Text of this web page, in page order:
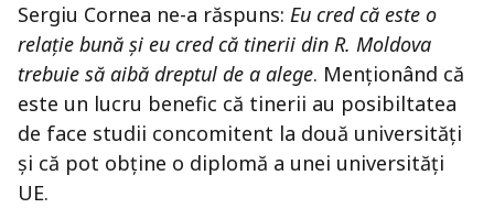
Sergiu Cornea ne-a răspuns: Eu cred că este o
relație bună și eu cred că tinerii din R. Moldova
trebuie să aibă dreptul de a alege. Menționând că
este un lucru benefic că tinerii au posibiltatea
de face studii concomitent la două universități
și că pot obține o diplomă a unei universități
UE.